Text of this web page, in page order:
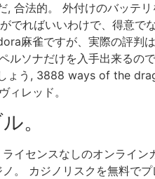
合法的。 外付けのバッテ
でればいいわけで、得意
麻雀ですが、実際の評判
ルソナだけを入手出来るの
ょう, 3888 ways of the
ィレッド。
。
イセンスなしのオンライ
。 カジノリスクを無料で